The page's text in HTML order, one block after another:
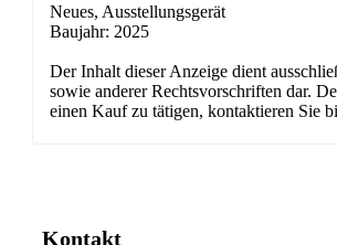
Neues, Ausstellungsgerät
Baujahr: 2025
Der Inhalt dieser Anzeige dient
sowie anderer Rechtsvorschriften dar.
einen Kauf zu tätigen, kontaktieren Sie
Kontakt